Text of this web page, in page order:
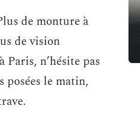
de monture à
de vision
n’hésite pas
le matin,